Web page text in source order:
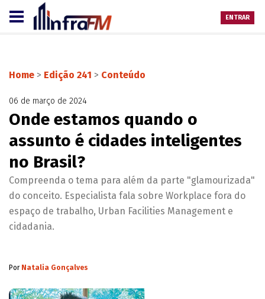
ENTRAR
Home > Edição 241 > Conteúdo
06 de março de 2024
Onde estamos quando o
assunto é cidades inteligentes
no Brasil?
Compreenda o tema para além da parte "glamourizada"
do conceito. Especialista fala sobre Workplace fora do
espaço de trabalho, Urban Facilities Management e
cidadania.
Por Natalia Gonçalves